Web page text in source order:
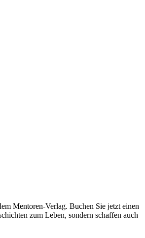
Mentoren-Verlag. Buchen Sie jetzt einen
zum Leben, sondern schaffen auch